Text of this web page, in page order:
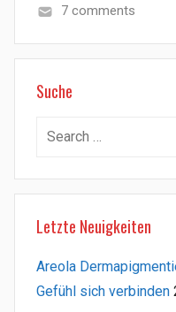
7 comments
Suche
Search
Letzte Neuigkeiten
Areola
Gefühl sich verbinden